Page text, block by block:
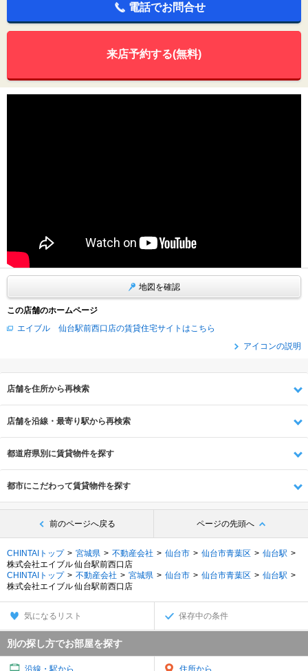
電話でお問合せ
来店予約する(無料)
地図を確認
この店舗のホームページ
エイブル 仙台駅前西口店の賃貸住宅サイトはこちら
アイコンの説明
店舗を住所から再検索
店舗を沿線・最寄り駅から再検索
都道府県別に賃貸物件を探す
都市にこだわって賃貸物件を探す
前のページへ戻る ページの先頭へ
CHINTAIトップ 宮城県 不動産会社 仙台市 仙台市青葉区
仙台駅
株式会社エイブル 仙台駅前西口店
CHINTAIトップ
不動産会社 宮城県 仙台市 仙台市青葉区
仙台駅
株式会社エイブル 仙台駅前西口店
気になるリスト 保存中の条件
別の探し方でお部屋を探す
沿線・駅から 住所から